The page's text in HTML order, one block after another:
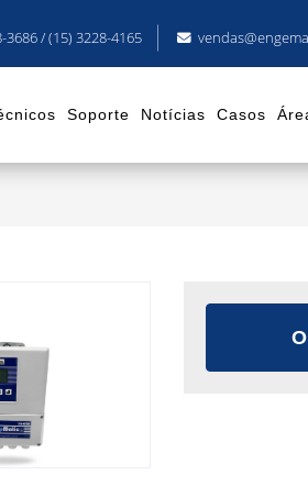
3686 / (15) 3228-4165
Soporte Notícias Casos